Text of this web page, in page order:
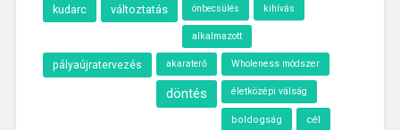
kudarc változtatás önbecsülés kihívás
alkalmazott
pályaújratervezés akaraterő Wholeness módszer
döntés életközépi válság
boldogság cél